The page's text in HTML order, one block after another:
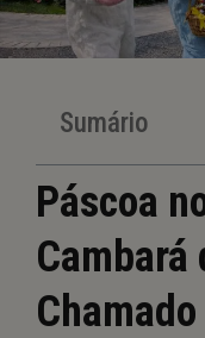
Sumário
Páscoa
Cambará